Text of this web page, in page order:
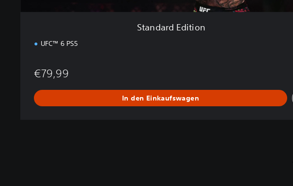
Standard Edition
UFC™ 6 PS5
€79,99
In den Einkaufswagen